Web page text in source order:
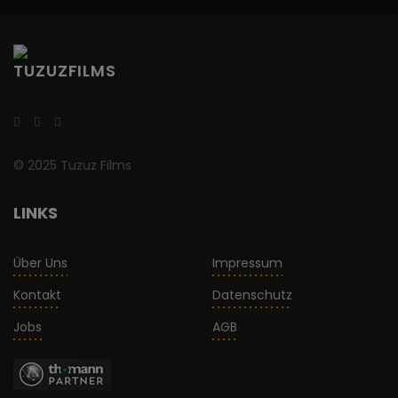
© 2025 Tuzuz Films
LINKS
Über Uns
Kontakt
Jobs
Impressum
Datenschutz
AGB